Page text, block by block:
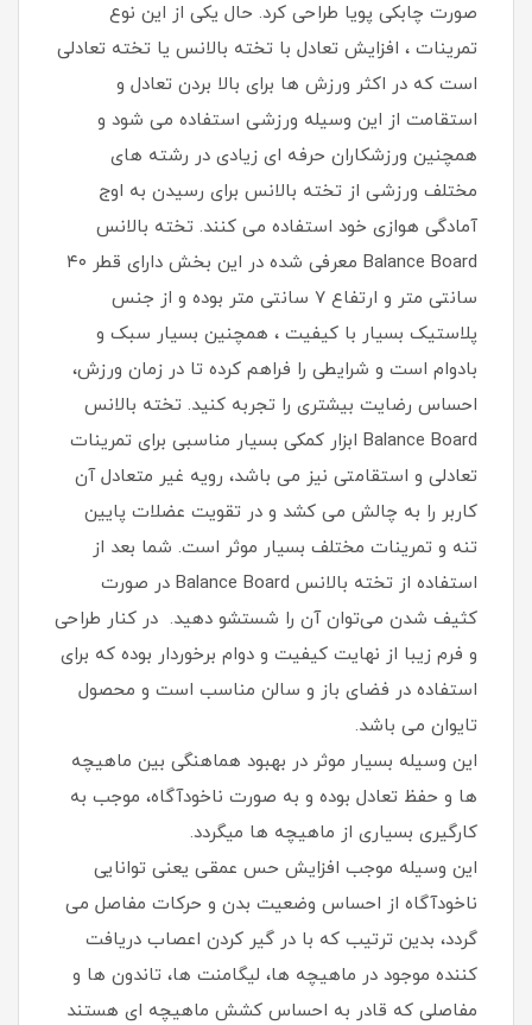
صورت چابکی پویا طراحی کرد. حال یکی از این نوع
تمرینات ، افزایش تعادل با تخته بالانس یا تخته تعادلی
است که در اکثر ورزش ها برای بالا بردن تعادل و
استقامت از این وسیله ورزشی استفاده می شود و
همچنین ورزشکاران حرفه ای زیادی در رشته های
مختلف ورزشی از تخته بالانس برای رسیدن به اوج
آمادگی هوازی خود استفاده می کنند. تخته بالانس
Balance Board معرفی شده در این بخش دارای قطر ۴۰
سانتی متر و ارتفاع ۷ سانتی متر بوده و از جنس
پلاستیک بسیار با کیفیت ، همچنین بسیار سبک و
بادوام است و شرایطی را فراهم کرده تا در زمان ورزش،
احساس رضایت بیشتری را تجربه کنید. تخته بالانس
Balance Board ابزار کمکی بسیار مناسبی برای تمرینات
تعادلی و استقامتی نیز می باشد، رویه غیر متعادل آن
کاربر را به چالش می کشد و در تقویت عضلات پایین
تنه و تمرینات مختلف بسیار موثر است. شما بعد از
استفاده از تخته بالانس Balance Board در صورت
کثیف شدن می‌توان آن را شستشو دهید. در کنار طراحی
و فرم زیبا از نهایت کیفیت و دوام برخوردار بوده که برای
استفاده در فضای باز و سالن مناسب است و محصول
تایوان می باشد.
این وسیله بسیار موثر در بهبود هماهنگی بین ماهیچه
ها و حفظ تعادل بوده و به صورت ناخودآگاه، موجب به
کارگیری بسیاری از ماهیچه ها میگردد.
این وسیله موجب افزایش حس عمقی یعنی توانایی
ناخودآگاه از احساس وضعیت بدن و حرکات مفاصل می
گردد، بدین ترتیب که با در گیر کردن اعصاب دریافت
کننده موجود در ماهیچه ها، لیگامنت ها، تاندون ها و
مفاصلی که قادر به احساس کشش ماهیچه ای هستند